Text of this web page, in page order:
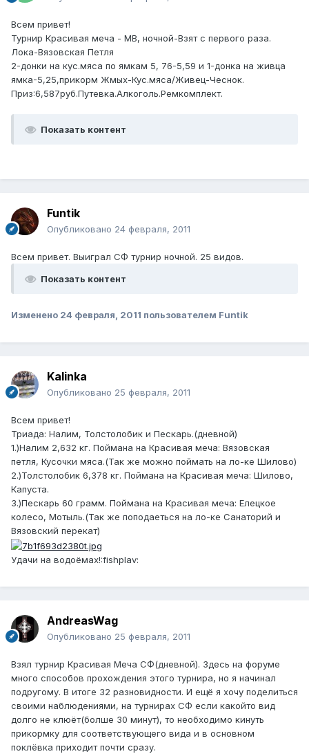
Всем привет!
Турнир Красивая меча - МВ, ночной-Взят с первого раза.
Лока-Вязовская Петля
2-донки на кус.мяса по ямкам 5, 76-5,59 и 1-донка на живца
ямка-5,25,прикорм Жмых-Кус.мяса/Живец-Чеснок.
Приз:6,587руб.Путевка.Алкоголь.Ремкомплект.
Показать контент
Funtik
Опубликовано 24 февраля, 2011
Всем привет. Выиграл СФ турнир ночной. 25 видов.
Показать контент
Изменено 24 февраля, 2011 пользователем Funtik
Kalinka
Опубликовано 25 февраля, 2011
Всем привет!
Триада: Налим, Толстолобик и Пескарь.(дневной)
1.)Налим 2,632 кг. Поймана на Красивая меча: Вязовская
петля, Кусочки мяса.(Так же можно поймать на ло-ке Шилово)
2.)Толстолобик 6,378 кг. Поймана на Красивая меча: Шилово,
Капуста.
3.)Пескарь 60 грамм. Поймана на Красивая меча: Елецкое
колесо, Мотыль.(Так же поподаеться на ло-ке Санаторий и
Вязовский перекат)
Удачи на водоёмах!:fishplav:
AndreasWag
Опубликовано 25 февраля, 2011
Взял турнир Красивая Меча СФ(дневной). Здесь на форуме
много способов прохождения этого турнира, но я начинал
подругому. В итоге 32 разновидности. И ещё я хочу поделиться
своими наблюдениями, на турнирах СФ если какойто вид
долго не клюёт(болше 30 минут), то необходимо кинуть
прикормку для соответствующего вида и в основном
поклёвка приходит почти сразу.